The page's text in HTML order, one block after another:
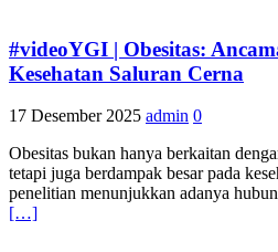
#videoYGI | Obesitas:
Kesehatan Saluran Cerna
17 Desember 2025 admin 0
Obesitas bukan hanya berkaitan
tetapi juga berdampak besar pada
penelitian menunjukkan adanya
[…]